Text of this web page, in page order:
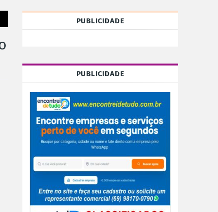
PUBLICIDADE
PUBLICIDADE